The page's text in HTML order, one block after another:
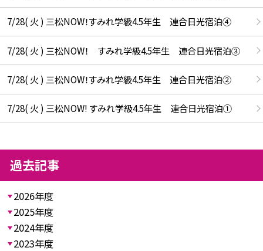
7/28( 火 ) 三松NOW！すみれ学級4.5年生 連合日光宿泊④
7/28( 火 ) 三松NOW！ すみれ学級4.5年生 連合日光宿泊③
7/28( 火 ) 三松NOW！すみれ学級4.5年生 連合日光宿泊②
7/28( 火 ) 三松NOW! すみれ学級4.5年生 連合日光宿泊①
過去記事
2026年度
2025年度
2024年度
2023年度